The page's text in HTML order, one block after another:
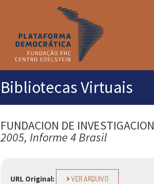
Bibliotecas Virtuais
FUNDACION DE
2005, Informe 4 Brasil
URL Original: VER ARQUIVO